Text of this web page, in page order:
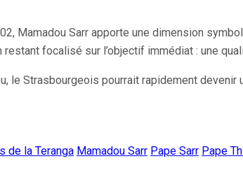
Mamadou Sarr apporte une dimension
focalisé sur l’objectif immédiat : une
le Strasbourgeois pourrait rapidement devenir
de la Teranga Mamadou Sarr Pape Sarr Pape